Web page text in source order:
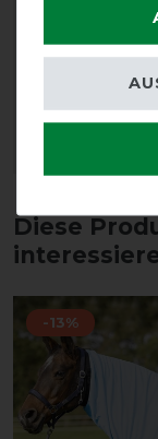
Busse Paddock-
- Sky(Navy)
vorher 49,00 €
42,60 € *
ARTIKEL
Diese
-13%